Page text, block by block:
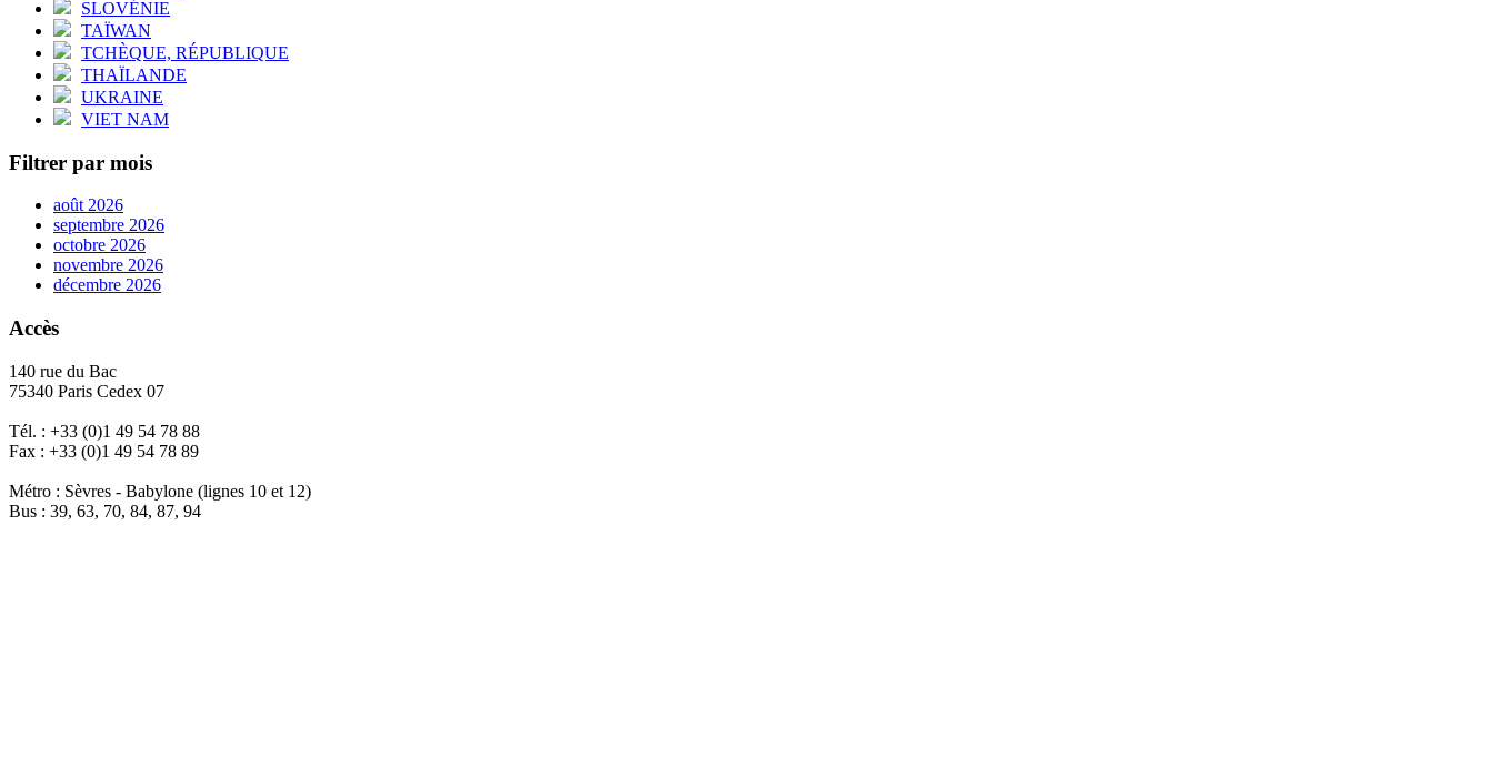
SLOVÉNIE
TAÏWAN
TCHÈQUE, RÉPUBLIQUE
THAÏLANDE
UKRAINE
VIET NAM
Filtrer par mois
août 2026
septembre 2026
octobre 2026
novembre 2026
décembre 2026
Accès
140 rue du Bac
75340 Paris Cedex 07
Tél. : +33 (0)1 49 54 78 88
Fax : +33 (0)1 49 54 78 89
Métro : Sèvres - Babylone (lignes 10 et 12)
Bus : 39, 63, 70, 84, 87, 94